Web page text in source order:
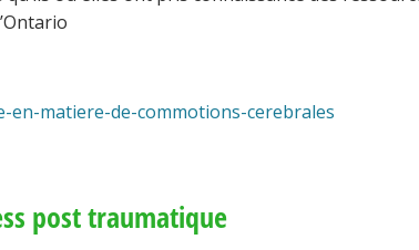
matiere-de-commotions-cerebrales
post traumatique